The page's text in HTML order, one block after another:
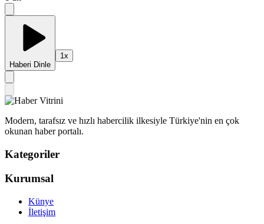
Haberi Dinle
1x
Modern, tarafsız ve hızlı habercilik ilkesiyle Türkiye'nin en çok
okunan haber portalı.
Kategoriler
Kurumsal
Künye
İletişim